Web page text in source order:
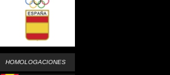
HOMOLOGACIONES